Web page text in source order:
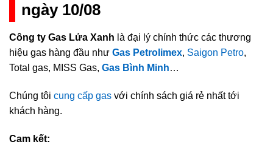
ngày 10/08
Công ty Gas Lửa Xanh là đại lý chính thức các thương
hiệu gas hàng đầu như Gas Petrolimex, Saigon Petro,
Total gas, MISS Gas, Gas Bình Minh…
Chúng tôi cung cấp gas với chính sách giá rẻ nhất tới
khách hàng.
Cam kết: